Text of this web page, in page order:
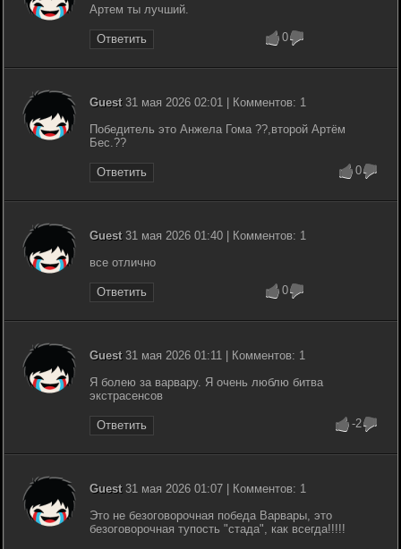
Артем ты лучший.
Ответить 0
Guest31 мая 2026 02:01 | Комментов: 1
Победитель это Анжела Гома ??,второй Артём
Бес.??
Ответить 0
Guest31 мая 2026 01:40 | Комментов: 1
все отлично
Ответить 0
Guest31 мая 2026 01:11 | Комментов: 1
Я болею за варвару. Я очень люблю битва
экстрасенсов
Ответить -2
Guest31 мая 2026 01:07 | Комментов: 1
Это не безоговорочная победа Варвары, это
безоговорочная тупость "стада", как всегда!!!!!